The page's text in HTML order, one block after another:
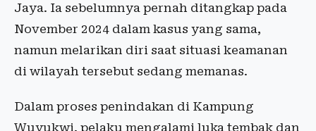
Jaya. Ia sebelumnya pernah ditangkap pada
November 2024 dalam kasus yang sama,
namun melarikan diri saat situasi keamanan
di wilayah tersebut sedang memanas.
Dalam proses penindakan di Kampung
Wuyukwi, pelaku mengalami luka tembak dan